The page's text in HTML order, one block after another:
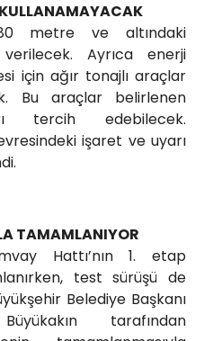
metre ve altındaki
Ayrıca enerji
için ağır tonajlı araçlar
Bu araçlar belirlenen
tercih edebilecek.
işaret ve uyarı
TAMAMLANIYOR
Hattı’nın 1. etap
test sürüşü de
Belediye Başkanı
tarafından